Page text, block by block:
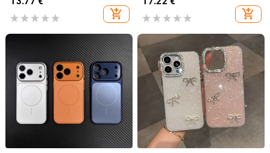
A36/A16, προστατευτικό κάλυμμα
A26/A56, αόρατη βάση στήριξης
add_shopping_cart add_shopping_cart